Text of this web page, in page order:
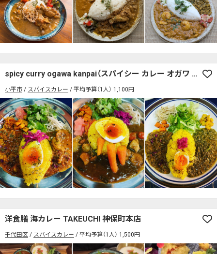
spicy curry ogawa kanpai（スパイシー カレー オガワ カンパイ）
小平市 スパイスカレー 平均予算（1人） 1,100円
洋食膳 海カレー TAKEUCHI 神保町本店
千代田区 スパイスカレー 平均予算（1人） 1,500円